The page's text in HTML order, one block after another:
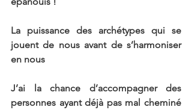
La puissance des archétypes qui se
jouent de nous avant de s’harmoniser
en nous
J’ai la chance d’accompagner des
personnes ayant déjà pas mal cheminé